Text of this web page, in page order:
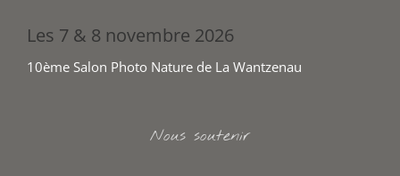
Les 7 & 8 novembre 2026
10ème Salon Photo Nature de La Wantzenau
Nous soutenir